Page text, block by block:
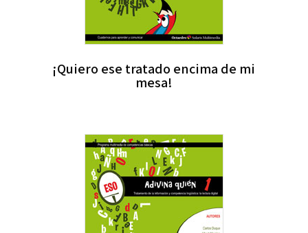
¡Quiero ese tratado encima de mi
mesa!